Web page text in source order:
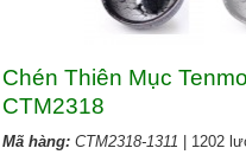
Chén Thiên Mục
CTM2318
Mã hàng:CTM2318-1311 | 1202